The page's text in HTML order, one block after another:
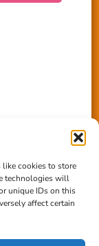
like cookies to store
technologies will
unique IDs on this
affect certain